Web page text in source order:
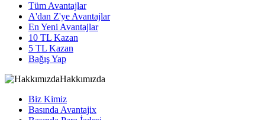
Tüm Avantajlar
A'dan Z'ye Avantajlar
En Yeni Avantajlar
10 TL Kazan
5 TL Kazan
Bağış Yap
Hakkımızda
Biz Kimiz
Basında Avantajix